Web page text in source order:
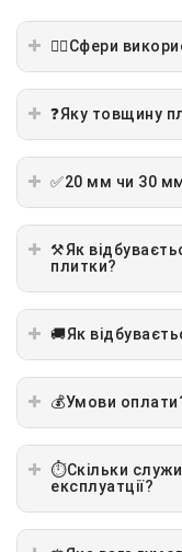
🏋️‍♂️Сфери
❓Яку товщину
✅20 мм чи 30
⚒️Як
плитки?
🚚Як
💰Умови
⏱️Скільки
експлуатції?